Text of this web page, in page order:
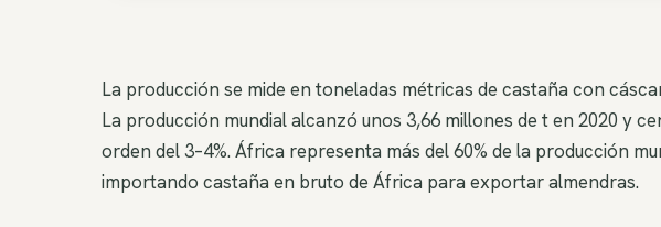
La producción se mide en toneladas métricas de castaña con
La producción mundial alcanzó unos 3,66 millones de t en 2020 y
orden del 3–4%. África representa más del 60% de la producción
importando castaña en bruto de África para exportar almendras.